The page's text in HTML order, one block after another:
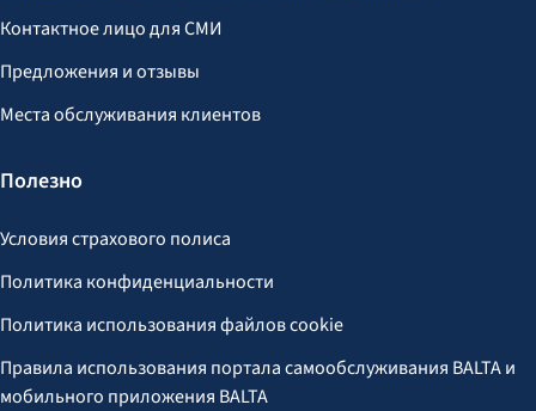
Контактное лицо для СМИ
Предложения и отзывы
Места обслуживания клиентов
Полезно
Условия страхового полиса
Политика конфиденциальности
Политика использования файлов cookie
Правила использования портала самообслуживания BALTA и
мобильного приложения BALTA